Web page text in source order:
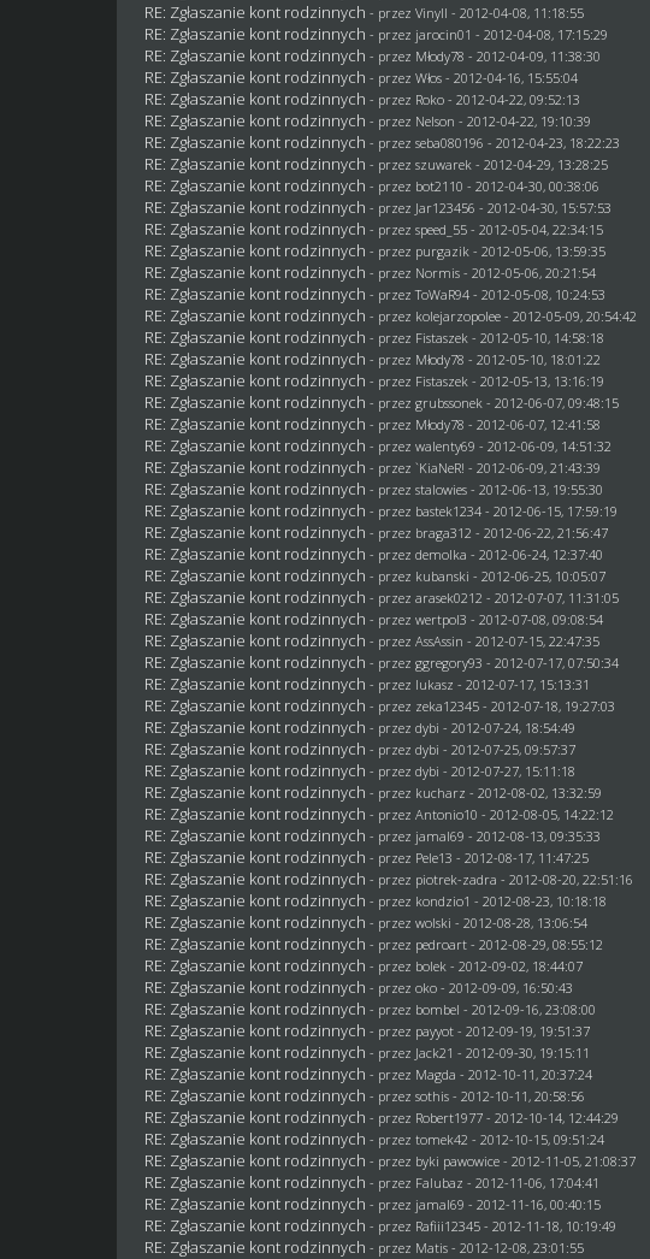
RE: Zgłaszanie kont rodzinnych - przez Vinyll - 2012-04-08, 11:18:55
RE: Zgłaszanie kont rodzinnych - przez jarocin01 - 2012-04-08, 17:15:29
RE: Zgłaszanie kont rodzinnych - przez Młody78 - 2012-04-09, 11:38:30
RE: Zgłaszanie kont rodzinnych - przezWłos - 2012-04-16, 15:55:04
RE: Zgłaszanie kont rodzinnych - przez Roko - 2012-04-22, 09:52:13
RE: Zgłaszanie kont rodzinnych - przez Nelson - 2012-04-22, 19:10:39
RE: Zgłaszanie kont rodzinnych - przezseba080196 - 2012-04-23, 18:22:23
RE: Zgłaszanie kont rodzinnych - przezszuwarek - 2012-04-29, 13:28:25
RE: Zgłaszanie kont rodzinnych - przez bot2110 - 2012-04-30, 00:38:06
RE: Zgłaszanie kont rodzinnych - przez Jar123456 - 2012-04-30, 15:57:53
RE: Zgłaszanie kont rodzinnych - przez speed_55 - 2012-05-04, 22:34:15
RE: Zgłaszanie kont rodzinnych - przez purgazik - 2012-05-06, 13:59:35
RE: Zgłaszanie kont rodzinnych - przez Normis - 2012-05-06, 20:21:54
RE: Zgłaszanie kont rodzinnych - przezToWaR94 - 2012-05-08, 10:24:53
RE: Zgłaszanie kont rodzinnych - przez kolejarzopolee - 2012-05-09, 20:54:42
RE: Zgłaszanie kont rodzinnych - przez Fistaszek - 2012-05-10, 14:58:18
RE: Zgłaszanie kont rodzinnych - przez Młody78 - 2012-05-10, 18:01:22
RE: Zgłaszanie kont rodzinnych - przez Fistaszek - 2012-05-13, 13:16:19
RE: Zgłaszanie kont rodzinnych - przezgrubssonek - 2012-06-07, 09:48:15
RE: Zgłaszanie kont rodzinnych - przez Młody78 - 2012-06-07, 12:41:58
RE: Zgłaszanie kont rodzinnych - przezwalenty69 - 2012-06-09, 14:51:32
RE: Zgłaszanie kont rodzinnych - przez`KiaNeR! - 2012-06-09, 21:43:39
RE: Zgłaszanie kont rodzinnych - przezstalowies - 2012-06-13, 19:55:30
RE: Zgłaszanie kont rodzinnych - przez bastek1234 - 2012-06-15, 17:59:19
RE: Zgłaszanie kont rodzinnych - przez braga312 - 2012-06-22, 21:56:47
RE: Zgłaszanie kont rodzinnych - przezdemolka - 2012-06-24, 12:37:40
RE: Zgłaszanie kont rodzinnych - przez kubanski - 2012-06-25, 10:05:07
RE: Zgłaszanie kont rodzinnych - przez arasek0212 - 2012-07-07, 11:31:05
RE: Zgłaszanie kont rodzinnych - przezwertpol3 - 2012-07-08, 09:08:54
RE: Zgłaszanie kont rodzinnych - przez AssAssin - 2012-07-15, 22:47:35
RE: Zgłaszanie kont rodzinnych - przezggregory93 - 2012-07-17, 07:50:34
RE: Zgłaszanie kont rodzinnych - przez lukasz - 2012-07-17, 15:13:31
RE: Zgłaszanie kont rodzinnych - przez zeka12345 - 2012-07-18, 19:27:03
RE: Zgłaszanie kont rodzinnych - przezdybi - 2012-07-24, 18:54:49
RE: Zgłaszanie kont rodzinnych - przezdybi - 2012-07-25, 09:57:37
RE: Zgłaszanie kont rodzinnych - przezdybi - 2012-07-27, 15:11:18
RE: Zgłaszanie kont rodzinnych - przez kucharz - 2012-08-02, 13:32:59
RE: Zgłaszanie kont rodzinnych - przez Antonio10 - 2012-08-05, 14:22:12
RE: Zgłaszanie kont rodzinnych - przez jamal69 - 2012-08-13, 09:35:33
RE: Zgłaszanie kont rodzinnych - przez Pele13 - 2012-08-17, 11:47:25
RE: Zgłaszanie kont rodzinnych - przez piotrek-zadra - 2012-08-20, 22:51:16
RE: Zgłaszanie kont rodzinnych - przez kondzio1 - 2012-08-23, 10:18:18
RE: Zgłaszanie kont rodzinnych - przezwolski - 2012-08-28, 13:06:54
RE: Zgłaszanie kont rodzinnych - przez pedroart - 2012-08-29, 08:55:12
RE: Zgłaszanie kont rodzinnych - przez bolek - 2012-09-02, 18:44:07
RE: Zgłaszanie kont rodzinnych - przezoko - 2012-09-09, 16:50:43
RE: Zgłaszanie kont rodzinnych - przez bombel - 2012-09-16, 23:08:00
RE: Zgłaszanie kont rodzinnych - przez payyot - 2012-09-19, 19:51:37
RE: Zgłaszanie kont rodzinnych - przez Jack21 - 2012-09-30, 19:15:11
RE: Zgłaszanie kont rodzinnych - przez Magda - 2012-10-11, 20:37:24
RE: Zgłaszanie kont rodzinnych - przezsothis - 2012-10-11, 20:58:56
RE: Zgłaszanie kont rodzinnych - przez Robert1977 - 2012-10-14, 12:44:29
RE: Zgłaszanie kont rodzinnych - przeztomek42 - 2012-10-15, 09:51:24
RE: Zgłaszanie kont rodzinnych - przez byki pawowice - 2012-11-05, 21:08:37
RE: Zgłaszanie kont rodzinnych - przez Falubaz - 2012-11-06, 17:04:41
RE: Zgłaszanie kont rodzinnych - przez jamal69 - 2012-11-16, 00:40:15
RE: Zgłaszanie kont rodzinnych - przez Rafiii12345 - 2012-11-18, 10:19:49
RE: Zgłaszanie kont rodzinnych - przez Matis - 2012-12-08, 23:01:55